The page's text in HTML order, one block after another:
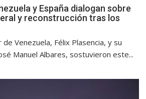
y España dialogan sobre
y reconstrucción tras los
de Venezuela, Félix Plasencia, y su
Manuel Albares, sostuvieron este...